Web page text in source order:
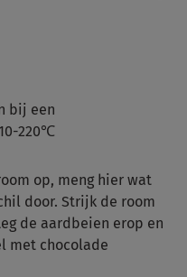
bij een
220℃
op, meng hier wat
door. Strijk de room
de aardbeien erop en
met chocolade